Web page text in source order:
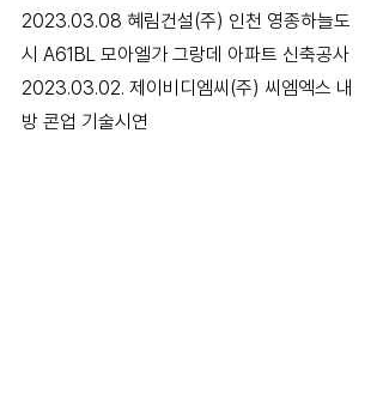
2023.03.08 혜림건설(주) 인천 영종하늘도
시 A61BL 모아엘가 그랑데 아파트 신축공사
2023.03.02. 제이비디엠씨(주) 씨엠엑스 내
방 콘업 기술시연